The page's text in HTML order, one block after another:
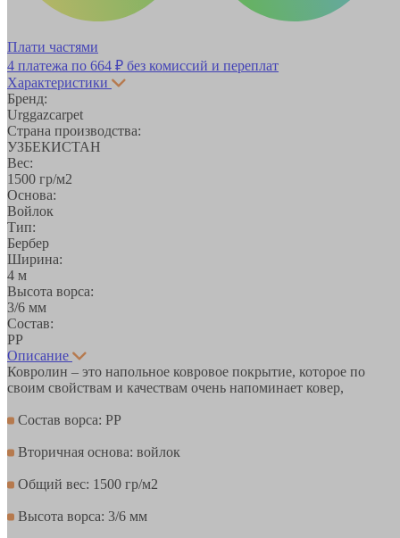
Плати частями
4 платежа по 664 ₽ без комиссий и переплат
Характеристики
Бренд:
Urggazcarpet
Страна производства:
УЗБЕКИСТАН
Вес:
1500 гр/м2
Основа:
Войлок
Тип:
Бербер
Ширина:
4 м
Высота ворса:
3/6 мм
Состав:
PP
Описание
Ковролин – это напольное ковровое покрытие, которое по
своим свойствам и качествам очень напоминает ковер,
Состав ворса: PР
Вторичная основа: войлок
Общий вес: 1500 гр/м2
Высота ворса: 3/6 мм